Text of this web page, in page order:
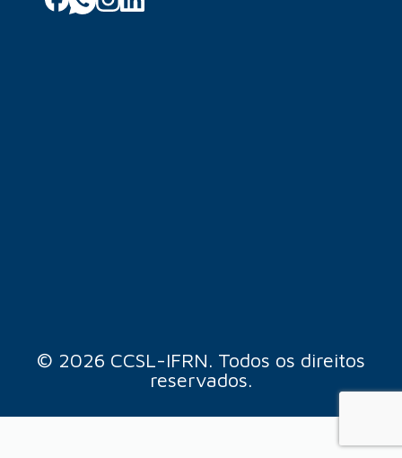
© 2026 CCSL-IFRN. Todos os direitos
reservados.